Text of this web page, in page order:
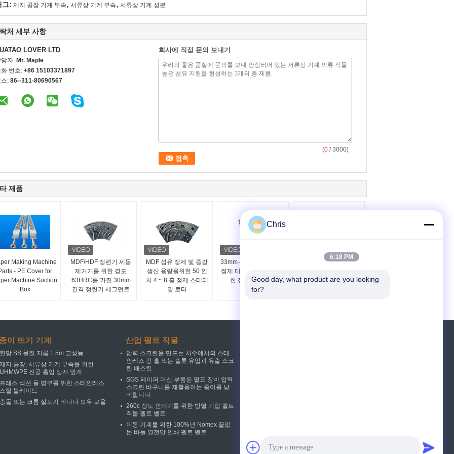
그: 제지 공장 기계 부속, 서류상 기계 부속, 서류상 기계 성분
처 세부 사항
LOVER LTD
당자: Mr. Maple
화 번호: +86 15103371897
: 86--311-80690567
회사에 직접 문의 보내기
(0 / 3000)
제품
Making Machine
- PE Cover for
Machine Suction
Box
MDF/HDF 정련기 세동
제거기를 위한 경도
63HRC를 가진 30mm
간격 정련기 세그먼트
MDF 섬유 정제 및 증강
생산 용량을위한 50 인
치 4 ~ 8 홀 정제 스테터
및 로터
33mm-42mm 두께 MDF
정제 디피브레이터를 위
한 정제 세그먼트
48 인치 정제기 중밀도
종이 뜨기 기계
환망 SS 물질 지름 1.5m 고성능
제지 공장, 서류상 기계 부속을 위한
UHMWPE 진공 흡입 상자 덮개
프레스 섹션 돌 명부를 위한 스테인레스
스틸 블레이드
충돌 또는 크롬 살포기 바나나 보우 로울
산업 펠트 직물
압력 스크린을 만드는 치수에서의 스테
인레스 강 홀 또는 슬롯 유입과 유출 스크
린 배스킷
SGS 페이퍼 머신 부품은 펄프 장비 압력
스크린 바구니를 재활용하는 종이를 낭
비합니다
260c 정도 인쇄기를 위한 방열 기업 펠트
직물 펠트 벨트
이동 기계를 위한 100%년 Nomex 끝없
는 바늘 열전달 인쇄 펠트 벨트
Chris
6:18 PM
Good day, what product are you looking
for?